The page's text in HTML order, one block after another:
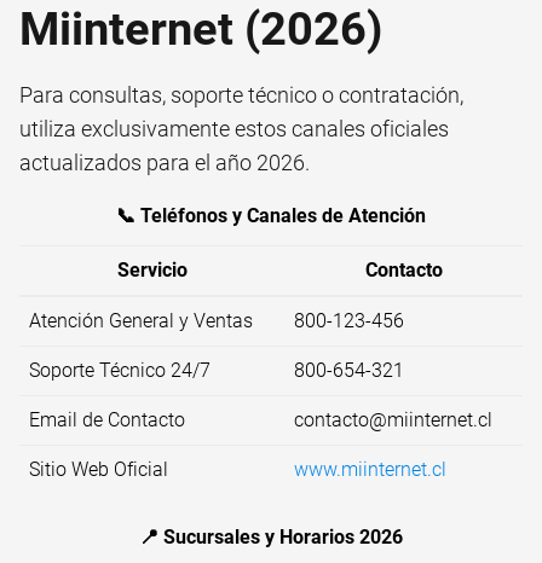
Miinternet (2026)
Para consultas, soporte técnico o contratación,
utiliza exclusivamente estos canales oficiales
actualizados para el año 2026.
📞 Teléfonos y Canales de Atención
Servicio Contacto
Atención General y Ventas 800-123-456
Soporte Técnico 24/7 800-654-321
Email de Contacto contacto@miinternet.cl
Sitio Web Oficial www.miinternet.cl
📍 Sucursales y Horarios 2026